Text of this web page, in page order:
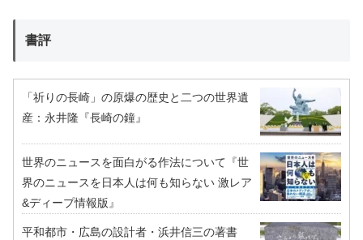
書評
「祈りの長崎」の原爆の歴史と二つの世界遺
産：永井隆『長崎の鐘』
世界のニュースを面白がる作法について『世
界のニュースを日本人は何も知らない 激レア
&ディープ情報版』
平和都市・広島の設計者・浜井信三の著書